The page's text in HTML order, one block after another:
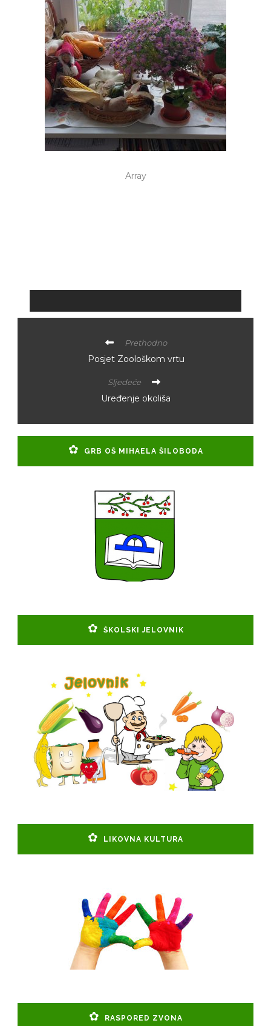
Array
Prethodno
Posjet Zoološkom vrtu
Sljedeće
Uređenje okoliša
GRB OŠ MIHAELA ŠILOBODA
ŠKOLSKI JELOVNIK
LIKOVNA KULTURA
RASPORED ZVONA